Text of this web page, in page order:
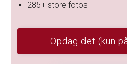
285+ store fotos
Opdag det (kun